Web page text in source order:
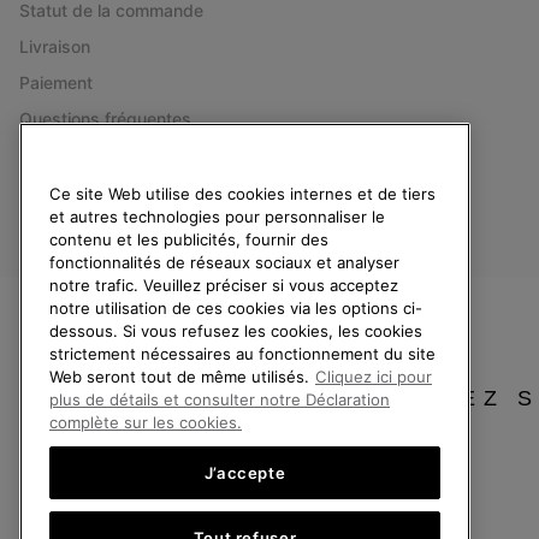
Statut de la commande
Livraison
Paiement
Questions fréquentes
France
2026SOREL. Tous droits réservés.
Politique De Confidentialite Conditions D'Utilisation Conditions
Service client: Lun - Sam de 9h à 13h et de 14h à 18h
(+)33 1 59 50 00 01
VEUILLEZ
Ce site Web utilise des cookies internes et de tiers
et autres technologies pour personnaliser le
contenu et les publicités, fournir des
fonctionnalités de réseaux sociaux et analyser
notre trafic. Veuillez préciser si vous acceptez
notre utilisation de ces cookies via les options ci-
dessous. Si vous refusez les cookies, les cookies
strictement nécessaires au fonctionnement du site
Web seront tout de même utilisés. Cliquez ici pour
plus de détails et consulter notre Déclaration
complète sur les cookies.
J’accepte